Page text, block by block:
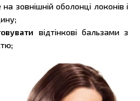
зовнішній оболонці локонів і
відтінкові бальзами з